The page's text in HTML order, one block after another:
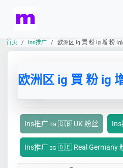
首页 Ins推广 欧洲区 ig 買 粉 ig 增 粉 ig
欧洲区 ig 買 粉 ig
Ins推广 ɪɢ 🇬🇧 UK 粉丝
Ins推广 ɪɢ 🇩🇪 Real Germany